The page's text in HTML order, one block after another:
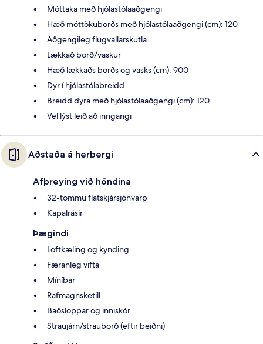
Móttaka með hjólastólaaðgengi
Hæð móttökuborðs með hjólastólaaðgengi (cm): 120
Aðgengileg flugvallarskutla
Lækkað borð/vaskur
Hæð lækkaðs borðs og vasks (cm): 900
Dyr í hjólastólabreidd
Breidd dyra með hjólastólaaðgengi (cm): 120
Vel lýst leið að inngangi
Aðstaða á herbergi
Afþreying við höndina
32-tommu flatskjársjónvarp
Kapalrásir
Þægindi
Loftkæling og kynding
Færanleg vifta
Míníbar
Rafmagnsketill
Baðsloppar og inniskór
Straujárn/strauborð (eftir beiðni)